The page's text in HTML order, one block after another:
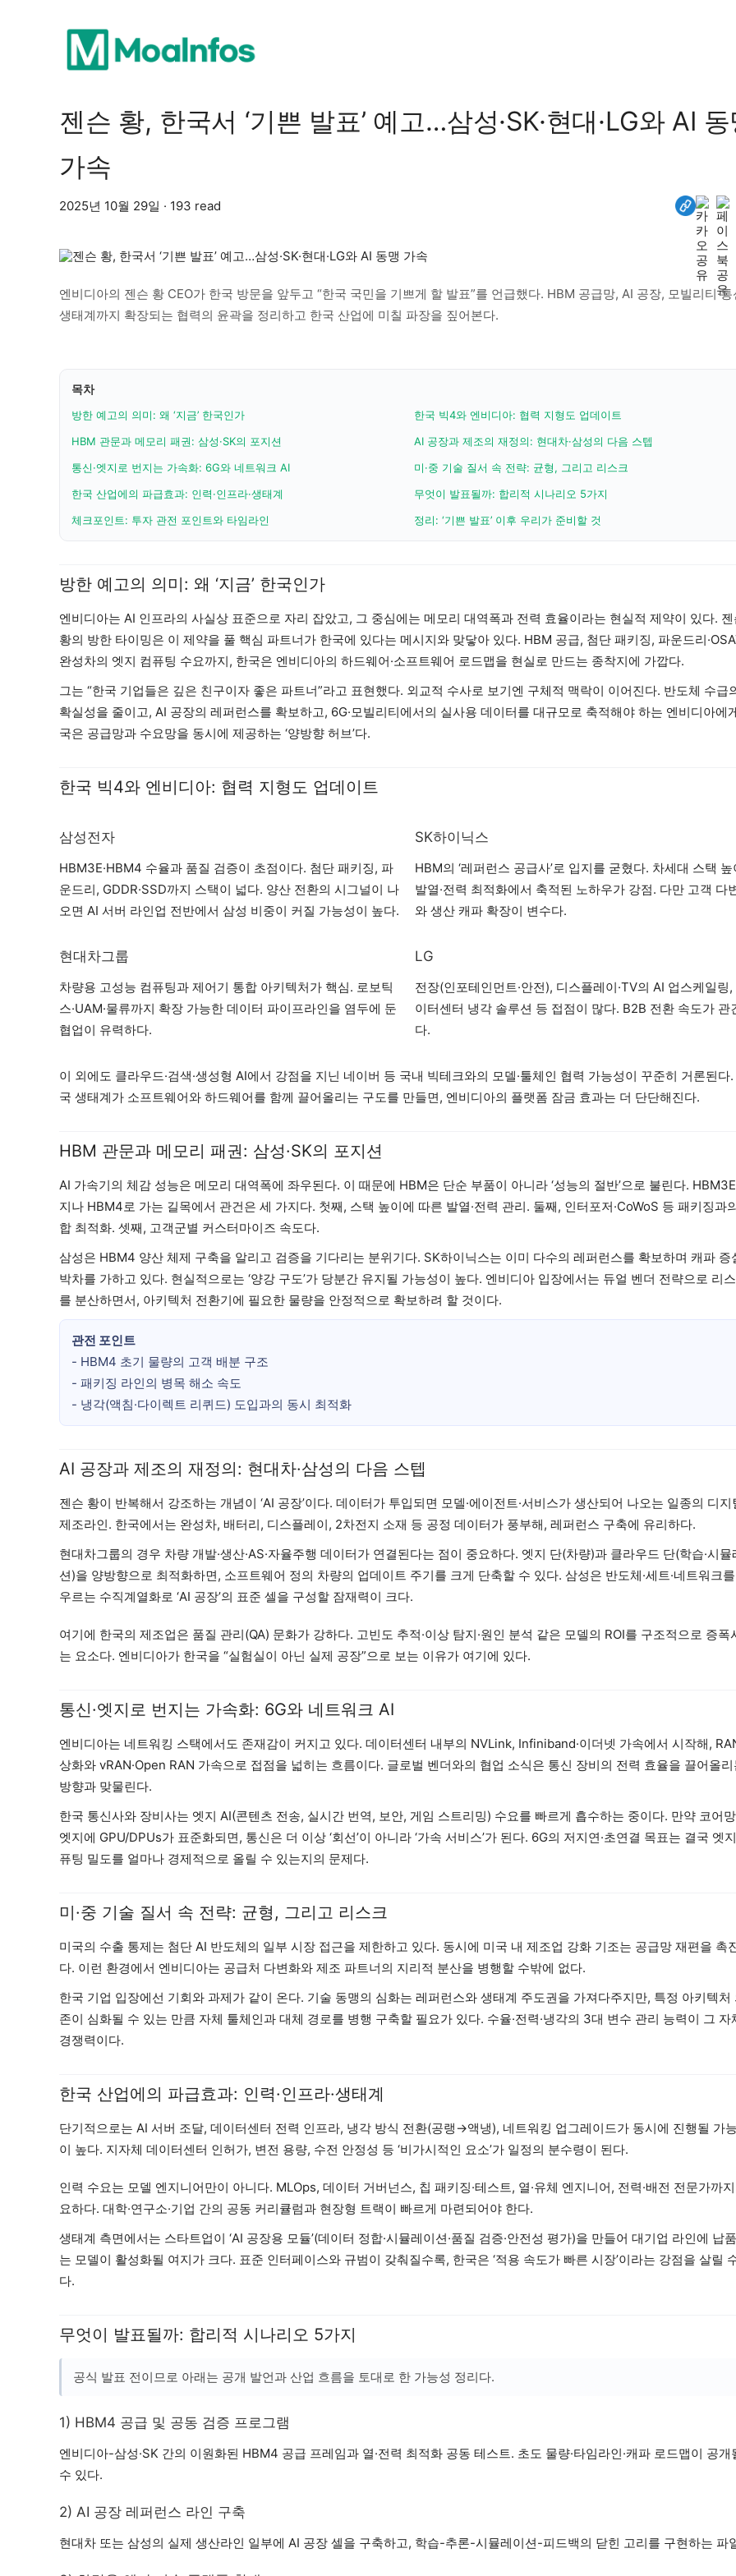
젠슨 황, 한국서 ‘기쁜 발표’ 예고…삼성·SK·현대·LG와 AI 동
가속
2025년 10월 29일 · 193 read
엔비디아의 젠슨 황 CEO가 한국 방문을 앞두고 “한국 국민을 기쁘게 할 발표”를 언급했다. HBM 공급망, AI 공장, 모빌리티·통
생태계까지 확장되는 협력의 윤곽을 정리하고 한국 산업에 미칠 파장을 짚어본다.
목차
방한 예고의 의미: 왜 ‘지금’ 한국인가
한국 빅4와 엔비디아: 협력 지형도 업데이트
HBM 관문과 메모리 패권: 삼성·SK의 포지션
AI 공장과 제조의 재정의: 현대차·삼성의 다음 스텝
통신·엣지로 번지는 가속화: 6G와 네트워크 AI
미·중 기술 질서 속 전략: 균형, 그리고 리스크
한국 산업에의 파급효과: 인력·인프라·생태계
무엇이 발표될까: 합리적 시나리오 5가지
체크포인트: 투자 관전 포인트와 타임라인
정리: ‘기쁜 발표’ 이후 우리가 준비할 것
방한 예고의 의미: 왜 ‘지금’ 한국인가
엔비디아는 AI 인프라의 사실상 표준으로 자리 잡았고, 그 중심에는 메모리 대역폭과 전력 효율이라는 현실적 제약이 있다. 젠
황의 방한 타이밍은 이 제약을 풀 핵심 파트너가 한국에 있다는 메시지와 맞닿아 있다. HBM 공급, 첨단 패키징, 파운드리
완성차의 엣지 컴퓨팅 수요까지, 한국은 엔비디아의 하드웨어·소프트웨어 로드맵을 현실로 만드는 종착지에 가깝다.
그는 “한국 기업들은 깊은 친구이자 좋은 파트너”라고 표현했다. 외교적 수사로 보기엔 구체적 맥락이 이어진다. 반도체 수급
확실성을 줄이고, AI 공장의 레퍼런스를 확보하고, 6G·모빌리티에서의 실사용 데이터를 대규모로 축적해야 하는 엔비디아에
국은 공급망과 수요망을 동시에 제공하는 ‘양방향 허브’다.
한국 빅4와 엔비디아: 협력 지형도 업데이트
삼성전자
HBM3E·HBM4 수율과 품질 검증이 초점이다. 첨단 패키징, 파
운드리, GDDR·SSD까지 스택이 넓다. 양산 전환의 시그널이 나
오면 AI 서버 라인업 전반에서 삼성 비중이 커질 가능성이 높다.
SK하이닉스
HBM의 ‘레퍼런스 공급사’로 입지를 굳혔다. 차세대 스택
발열·전력 최적화에서 축적된 노하우가 강점. 다만 고객 다
와 생산 캐파 확장이 변수다.
현대차그룹
차량용 고성능 컴퓨팅과 제어기 통합 아키텍처가 핵심. 로보틱
스·UAM·물류까지 확장 가능한 데이터 파이프라인을 염두에 둔
협업이 유력하다.
LG
전장(인포테인먼트·안전), 디스플레이·TV의 AI 업스케일링,
이터센터 냉각 솔루션 등 접점이 많다. B2B 전환 속도가 관
다.
이 외에도 클라우드·검색·생성형 AI에서 강점을 지닌 네이버 등 국내 빅테크와의 모델·툴체인 협력 가능성이 꾸준히 거론된다
국 생태계가 소프트웨어와 하드웨어를 함께 끌어올리는 구도를 만들면, 엔비디아의 플랫폼 잠금 효과는 더 단단해진다.
HBM 관문과 메모리 패권: 삼성·SK의 포지션
AI 가속기의 체감 성능은 메모리 대역폭에 좌우된다. 이 때문에 HBM은 단순 부품이 아니라 ‘성능의 절반’으로 불린다.
지나 HBM4로 가는 길목에서 관건은 세 가지다. 첫째, 스택 높이에 따른 발열·전력 관리. 둘째, 인터포저·CoWoS 등 패키징과
합 최적화. 셋째, 고객군별 커스터마이즈 속도다.
삼성은 HBM4 양산 체제 구축을 알리고 검증을 기다리는 분위기다. SK하이닉스는 이미 다수의 레퍼런스를 확보하며 캐파 증
박차를 가하고 있다. 현실적으로는 ‘양강 구도’가 당분간 유지될 가능성이 높다. 엔비디아 입장에서는 듀얼 벤더 전략으로 리
를 분산하면서, 아키텍처 전환기에 필요한 물량을 안정적으로 확보하려 할 것이다.
관전 포인트
- HBM4 초기 물량의 고객 배분 구조
- 패키징 라인의 병목 해소 속도
- 냉각(액침·다이렉트 리퀴드) 도입과의 동시 최적화
AI 공장과 제조의 재정의: 현대차·삼성의 다음 스텝
젠슨 황이 반복해서 강조하는 개념이 ‘AI 공장’이다. 데이터가 투입되면 모델·에이전트·서비스가 생산되어 나오는 일종의 디지
제조라인. 한국에서는 완성차, 배터리, 디스플레이, 2차전지 소재 등 공정 데이터가 풍부해, 레퍼런스 구축에 유리하다.
현대차그룹의 경우 차량 개발·생산·AS·자율주행 데이터가 연결된다는 점이 중요하다. 엣지 단(차량)과 클라우드 단(학습·시뮬
션)을 양방향으로 최적화하면, 소프트웨어 정의 차량의 업데이트 주기를 크게 단축할 수 있다. 삼성은 반도체·세트·네트워크
우르는 수직계열화로 ‘AI 공장’의 표준 셀을 구성할 잠재력이 크다.
여기에 한국의 제조업은 품질 관리(QA) 문화가 강하다. 고빈도 추적·이상 탐지·원인 분석 같은 모델의 ROI를 구조적으로 증폭
는 요소다. 엔비디아가 한국을 “실험실이 아닌 실제 공장”으로 보는 이유가 여기에 있다.
통신·엣지로 번지는 가속화: 6G와 네트워크 AI
엔비디아는 네트워킹 스택에서도 존재감이 커지고 있다. 데이터센터 내부의 NVLink, Infiniband·이더넷 가속에서 시작해,
상화와 vRAN·Open RAN 가속으로 접점을 넓히는 흐름이다. 글로벌 벤더와의 협업 소식은 통신 장비의 전력 효율을 끌어올리
방향과 맞물린다.
한국 통신사와 장비사는 엣지 AI(콘텐츠 전송, 실시간 번역, 보안, 게임 스트리밍) 수요를 빠르게 흡수하는 중이다. 만약 코어
엣지에 GPU/DPUs가 표준화되면, 통신은 더 이상 ‘회선’이 아니라 ‘가속 서비스’가 된다. 6G의 저지연·초연결 목표는 결국 엣
퓨팅 밀도를 얼마나 경제적으로 올릴 수 있는지의 문제다.
미·중 기술 질서 속 전략: 균형, 그리고 리스크
미국의 수출 통제는 첨단 AI 반도체의 일부 시장 접근을 제한하고 있다. 동시에 미국 내 제조업 강화 기조는 공급망 재편을 촉
다. 이런 환경에서 엔비디아는 공급처 다변화와 제조 파트너의 지리적 분산을 병행할 수밖에 없다.
한국 기업 입장에선 기회와 과제가 같이 온다. 기술 동맹의 심화는 레퍼런스와 생태계 주도권을 가져다주지만, 특정 아키텍처
존이 심화될 수 있는 만큼 자체 툴체인과 대체 경로를 병행 구축할 필요가 있다. 수율·전력·냉각의 3대 변수 관리 능력이 그 자
경쟁력이다.
한국 산업에의 파급효과: 인력·인프라·생태계
단기적으로는 AI 서버 조달, 데이터센터 전력 인프라, 냉각 방식 전환(공랭→액냉), 네트워킹 업그레이드가 동시에 진행될 가
이 높다. 지자체 데이터센터 인허가, 변전 용량, 수전 안정성 등 ‘비가시적인 요소’가 일정의 분수령이 된다.
인력 수요는 모델 엔지니어만이 아니다. MLOps, 데이터 거버넌스, 칩 패키징·테스트, 열·유체 엔지니어, 전력·배전 전문가까
요하다. 대학·연구소·기업 간의 공동 커리큘럼과 현장형 트랙이 빠르게 마련되어야 한다.
생태계 측면에서는 스타트업이 ‘AI 공장용 모듈’(데이터 정합·시뮬레이션·품질 검증·안전성 평가)을 만들어 대기업 라인에 납
는 모델이 활성화될 여지가 크다. 표준 인터페이스와 규범이 갖춰질수록, 한국은 ‘적용 속도가 빠른 시장’이라는 강점을 살릴
다.
무엇이 발표될까: 합리적 시나리오 5가지
공식 발표 전이므로 아래는 공개 발언과 산업 흐름을 토대로 한 가능성 정리다.
1) HBM4 공급 및 공동 검증 프로그램
엔비디아-삼성·SK 간의 이원화된 HBM4 공급 프레임과 열·전력 최적화 공동 테스트. 초도 물량·타임라인·캐파 로드맵이 공개
수 있다.
2) AI 공장 레퍼런스 라인 구축
현대차 또는 삼성의 실제 생산라인 일부에 AI 공장 셀을 구축하고, 학습-추론-시뮬레이션-피드백의 닫힌 고리를 구현하는 파